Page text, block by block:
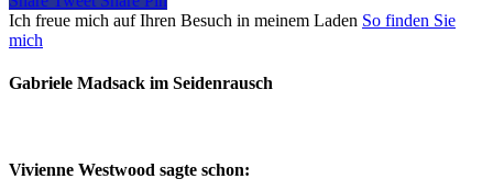
Ich freue mich auf Ihren Besuch in meinem Laden So finden Sie
mich
Gabriele Madsack im Seidenrausch
Vivienne Westwood sagte schon: